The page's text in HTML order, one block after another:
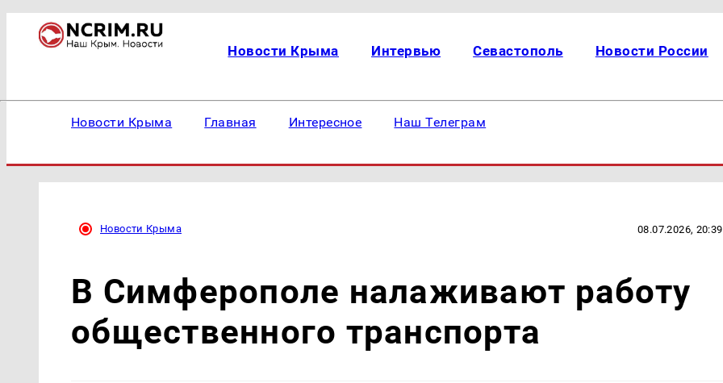
Новости Крыма Интервью Севастополь Новости России
Новости Крыма Главная Интересное Наш Телеграм
Новости Крыма 08.07.2026, 20:39
В Симферополе налаживают работу
общественного транспорта